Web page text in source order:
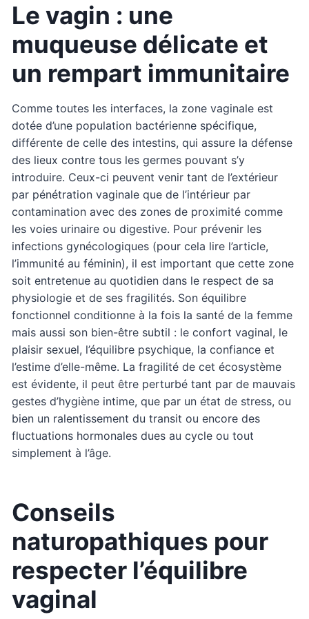
Le vagin : une
muqueuse délicate et
un rempart immunitaire
Comme toutes les interfaces, la zone vaginale est
dotée d’une population bactérienne spécifique,
différente de celle des intestins, qui assure la défense
des lieux contre tous les germes pouvant s’y
introduire. Ceux-ci peuvent venir tant de l’extérieur
par pénétration vaginale que de l’intérieur par
contamination avec des zones de proximité comme
les voies urinaire ou digestive. Pour prévenir les
infections gynécologiques (pour cela lire l’article,
l’immunité au féminin), il est important que cette zone
soit entretenue au quotidien dans le respect de sa
physiologie et de ses fragilités. Son équilibre
fonctionnel conditionne à la fois la santé de la femme
mais aussi son bien-être subtil : le confort vaginal, le
plaisir sexuel, l’équilibre psychique, la confiance et
l’estime d’elle-même. La fragilité de cet écosystème
est évidente, il peut être perturbé tant par de mauvais
gestes d’hygiène intime, que par un état de stress, ou
bien un ralentissement du transit ou encore des
fluctuations hormonales dues au cycle ou tout
simplement à l’âge.
Conseils
naturopathiques pour
respecter l’équilibre
vaginal